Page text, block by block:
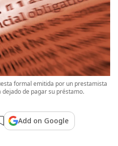
formal emitida por un prestamista
de pagar su préstamo.
Add on Google